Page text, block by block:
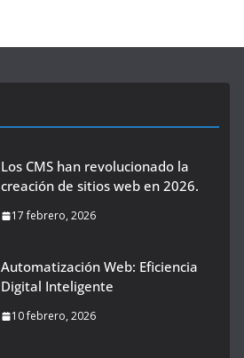
Los CMS han revolucionado la
creación de sitios web en 2026.
17 febrero, 2026
Automatización Web: Eficiencia
Digital Inteligente
10 febrero, 2026